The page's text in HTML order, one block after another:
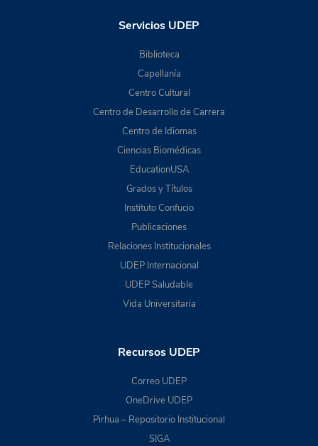
Servicios UDEP
Biblioteca
Capellanía
Centro Cultural
Centro de Desarrollo de Carrera
Centro de Idiomas
Ciencias Biomédicas
EducationUSA
Grados y Títulos
Instituto Confucio
Publicaciones
Relaciones Institucionales
UDEP Internacional
UDEP Saludable
Vida Universitaria
Recursos UDEP
Correo UDEP
OneDrive UDEP
Pirhua – Repositorio Institucional
SIGA